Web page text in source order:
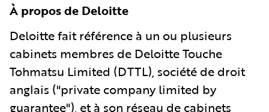
À propos de Deloitte
Deloitte fait référence à un ou plusieurs
cabinets membres de Deloitte Touche
Tohmatsu Limited (DTTL), société de droit
anglais ("private company limited by
guarantee"), et à son réseau de cabinets